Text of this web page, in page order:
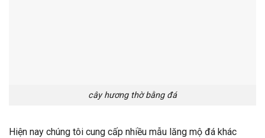
cây hương thờ bằng đá
Hiện nay chúng tôi cung cấp nhiều mẫu lăng mộ đá khác